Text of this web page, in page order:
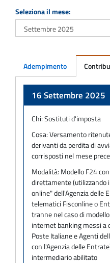
Seleziona il mese:
Adempimento
16 Settembre 2025
Chi:Sostituti d'imposta
Cosa:Versamento
derivanti da perdita di
corrisposti nel mese
Modalità: Modello F24
direttamente (utilizzando
online" dell'Agenzia delle
telematici Fisconline o
tranne nel caso di
internet banking messi a
Poste Italiane e Agenti
con l'Agenzia delle
intermediario abilitato